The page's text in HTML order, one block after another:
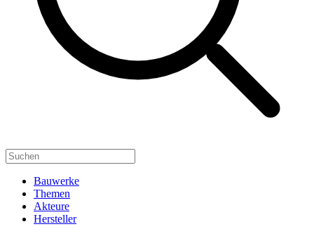
Bauwerke
Themen
Akteure
Hersteller